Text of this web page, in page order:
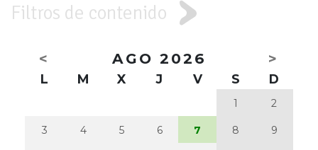
Filtros de contenido
< AGO 2026 >
L M X J V S D
1 2
3 4 5 6 7 8 9